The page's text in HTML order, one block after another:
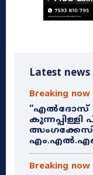
Latest news
Breaking now
“എൽദോസ്
കുന്നപ്പിള്ളി
Breaking now